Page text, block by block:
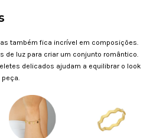
também fica incrível em composições.
de luz para criar um conjunto romântico.
delicados ajudam a equilibrar o look